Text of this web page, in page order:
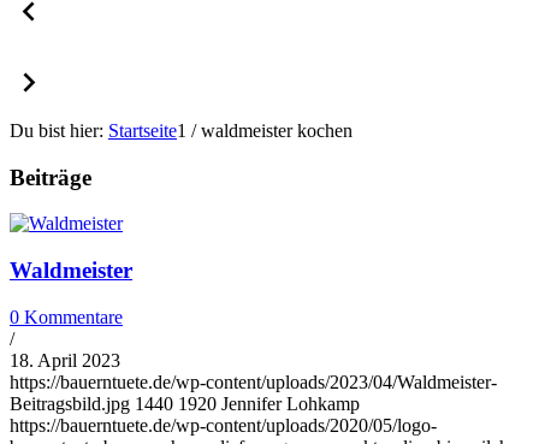
Du bist hier: Startseite1 / waldmeister kochen
Beiträge
Waldmeister
0 Kommentare
/
18. April 2023
https://bauerntuete.de/wp-content/uploads/2023/04/Waldmeister-
Beitragsbild.jpg 1440 1920 Jennifer Lohkamp
https://bauerntuete.de/wp-content/uploads/2020/05/logo-